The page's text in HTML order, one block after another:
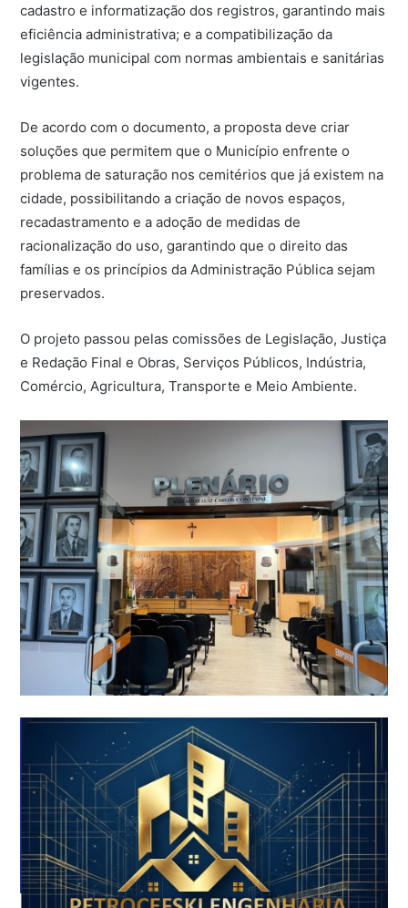
cadastro e informatização dos registros, garantindo mais
eficiência administrativa; e a compatibilização da
legislação municipal com normas ambientais e sanitárias
vigentes.
De acordo com o documento, a proposta deve criar
soluções que permitem que o Município enfrente o
problema de saturação nos cemitérios que já existem na
cidade, possibilitando a criação de novos espaços,
recadastramento e a adoção de medidas de
racionalização do uso, garantindo que o direito das
famílias e os princípios da Administração Pública sejam
preservados.
O projeto passou pelas comissões de Legislação, Justiça
e Redação Final e Obras, Serviços Públicos, Indústria,
Comércio, Agricultura, Transporte e Meio Ambiente.